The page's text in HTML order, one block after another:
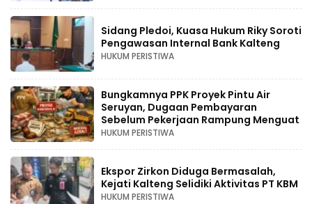
Sidang Pledoi, Kuasa Hukum Riky Soroti
Pengawasan Internal Bank Kalteng
HUKUM PERISTIWA
Bungkamnya PPK Proyek Pintu Air
Seruyan, Dugaan Pembayaran
Sebelum Pekerjaan Rampung Menguat
HUKUM PERISTIWA
Ekspor Zirkon Diduga Bermasalah,
Kejati Kalteng Selidiki Aktivitas PT KBM
HUKUM PERISTIWA